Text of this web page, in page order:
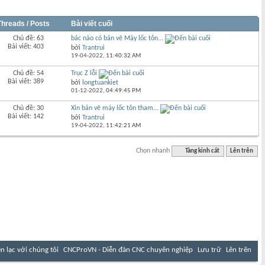
/ Posts Bài viết cuối
Chủ đề: 63
Bài viết: 403
bác nào có bản vẽ Máy lốc tôn...
bởiTrantrui
19-04-2022, 11:40:32 AM
Chủ đề: 54
Bài viết: 389
Trục Z lỗi
bởi longtuankiet
01-12-2022,04:49:45 PM
Chủ đề: 30
Bài viết: 142
Xin bản vẽ máy lốc tôn tham...
bởiTrantrui
19-04-2022, 11:42:21 AM
Chọn nhanh Tàng kinh cát Lên trên
lạc với chúng tôi CNCProVN - Diễn đàn CNC chuyên nghiệp Lưu trữ Lên trên